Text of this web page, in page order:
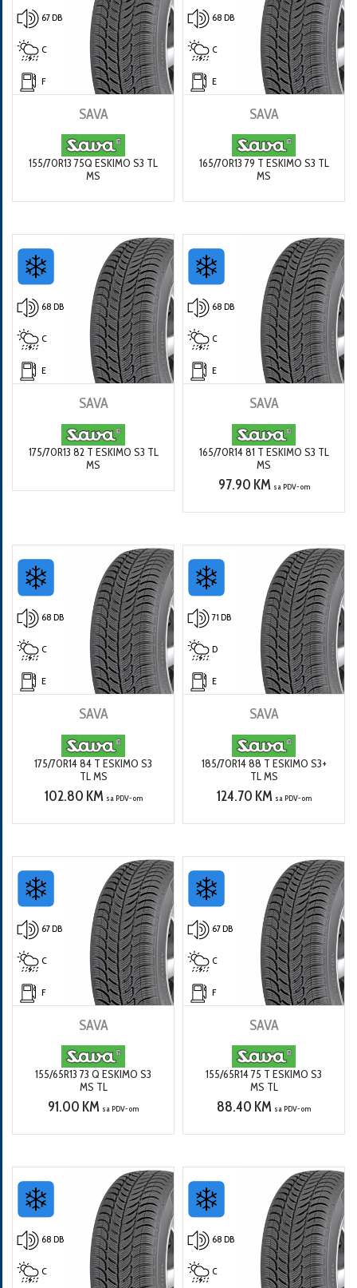
67 DB
C
F
SAVA
155/70R13 75Q ESKIMO S3 TL
MS
68 DB
C
E
SAVA
165/70R13 79 T ESKIMO S3 TL
MS
68 DB
C
E
SAVA
175/70R13 82 T ESKIMO S3 TL
MS
68 DB
C
E
SAVA
165/70R14 81 T ESKIMO S3 TL
MS
97.90 KM sa PDV-om
68 DB
C
E
SAVA
175/70R14 84 T ESKIMO S3
TL MS
102.80 KM sa PDV-om
71 DB
D
E
SAVA
185/70R14 88 T ESKIMO S3+
TL MS
124.70 KM sa PDV-om
67 DB
C
F
SAVA
155/65R13 73 Q ESKIMO S3
MS TL
91.00 KM sa PDV-om
67 DB
C
F
SAVA
155/65R14 75 T ESKIMO S3
MS TL
88.40 KM sa PDV-om
68 DB
C
68 DB
C